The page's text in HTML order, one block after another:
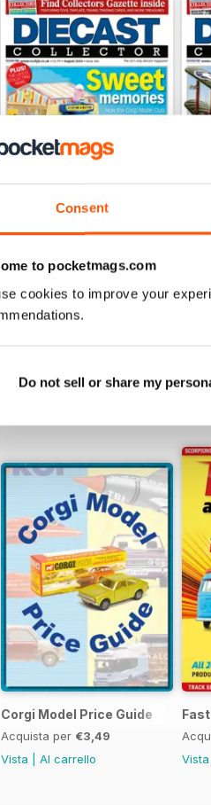
Consent
to pocketmags.com
cookies to improve your
Do not sell or share my
August 2026
Al carrello
Corgi Model Price Guide
Acquista per €3,49
Vista
Al carrello
Vista